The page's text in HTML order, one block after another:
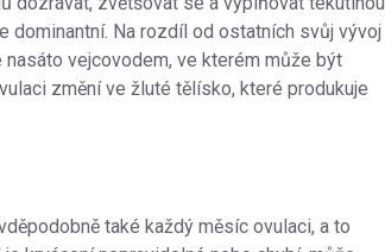
dominantní. Na rozdíl od ostatních svůj vývoj
vejcovodem, ve kterém může být
změní ve žluté tělísko, které produkuje
také každý měsíc ovulaci, a to